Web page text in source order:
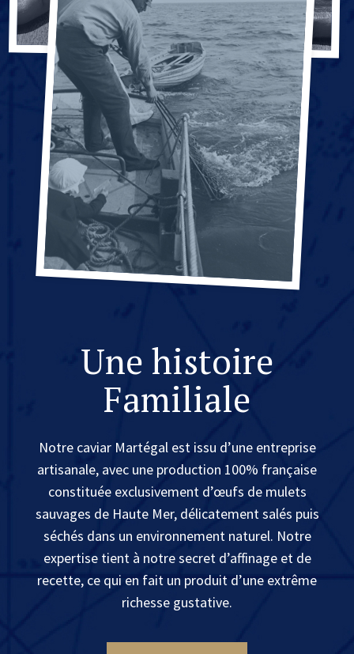
Une histoire
Familiale
Notre caviar Martégal est issu d’une entreprise
artisanale, avec une production 100% française
constituée exclusivement d’œufs de mulets
sauvages de Haute Mer, délicatement salés puis
séchés dans un environnement naturel. Notre
expertise tient à notre secret d’affinage et de
recette, ce qui en fait un produit d’une extrême
richesse gustative.